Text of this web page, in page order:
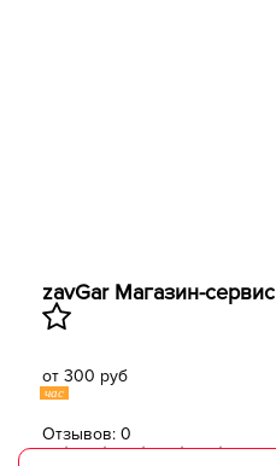
zavGar Магазин-сервис
от 300 руб
час
Отзывов: 0